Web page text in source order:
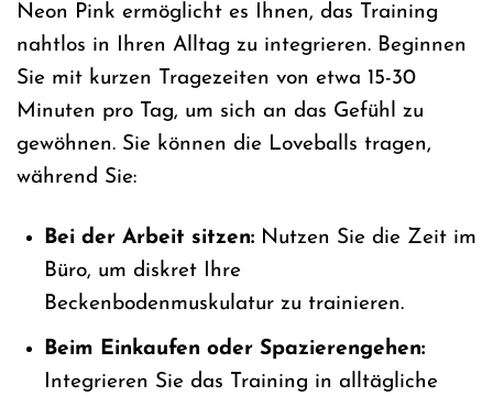
Neon Pink ermöglicht es Ihnen, das Training
nahtlos in Ihren Alltag zu integrieren. Beginnen
Sie mit kurzen Tragezeiten von etwa 15-30
Minuten pro Tag, um sich an das Gefühl zu
gewöhnen. Sie können die Loveballs tragen,
während Sie:
Bei der Arbeit sitzen:Nutzen Sie die Zeit im
Büro, um diskret Ihre
Beckenbodenmuskulatur zu trainieren.
Beim Einkaufen oder Spazierengehen:
Integrieren Sie das Training in alltägliche